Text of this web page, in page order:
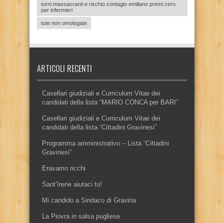
turni massacranti e rischio contagio emiliano premi zero
per infermieri
tute non omologate
ARTICOLI RECENTI
Casellari giudiziali e Curriculum Vitae dei
candidati della lista “MARIO CONCA per BARI”
Casellari giudiziali e Curriculum Vitae dei
candidati della lista “Cittadini Gravinesi”
Programma amministrativo – Lista “Cittadini
Gravinesi”
Eravamo ricchi
Sant’Irene aiutaci tu!
Mi candido a Sindaco di Gravina
La Piovra in salsa pugliese